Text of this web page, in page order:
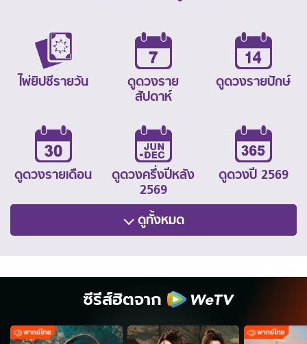
ไพ่ยิปซีรายวัน
ดูดวงราย
สัปดาห์
ดูดวงรายปักษ์
ดูดวงรายเดือน
ดูดวงครึ่งปีหลัง
2569
ดูดวงปี 2569
ดูทั้งหมด
ซีรีส์ฮิตจาก